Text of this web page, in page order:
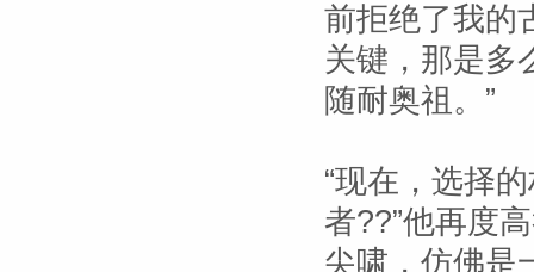
前拒绝了我的
关键，那是多
随耐奥祖。”
“现在，选择
者??”他再度
尖啸，仿佛是